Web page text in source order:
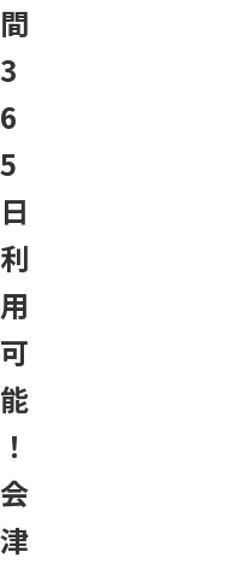
間
3
6
5
日
利
用
可
能
！
会
津